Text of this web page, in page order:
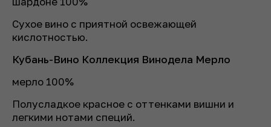
Сухое вино с приятной освежающей
кислотностью.
Кубань-Вино Коллекция Винодела Мерло
мерло 100%
Полусладкое красное с оттенками вишни и
легкими нотами специй.